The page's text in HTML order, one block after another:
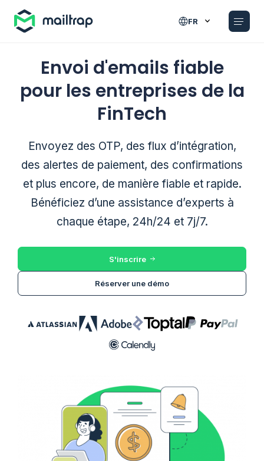
FR
Envoi d'emails fiable
pour les entreprises de la
FinTech
Envoyez des OTP, des flux d’intégration,
des alertes de paiement, des confirmations
et plus encore, de manière fiable et rapide.
Bénéficiez d’une assistance d’experts à
chaque étape, 24h/24 et 7j/7.
S'inscrire
Réserver une démo